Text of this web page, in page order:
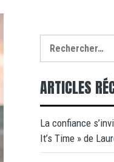
ARTICLES
La confiance
It’s Time » de